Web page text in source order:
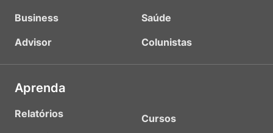
Business
Advisor
Saúde
Colunistas
Aprenda
Relatórios
Cursos